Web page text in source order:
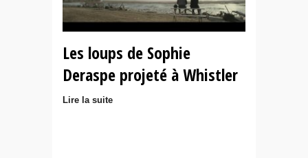
Les loups de Sophie
Deraspe projeté à Whistler
Lire la suite